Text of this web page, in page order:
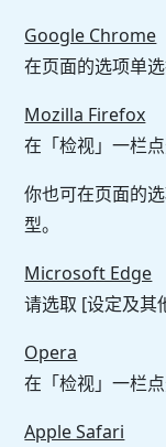
Google Chrome
在页面的选项单
Mozilla Firefox
在「检视」一栏
你也可在页面的
型。
Microsoft Edge
请选取 [设定及其
Opera
在「检视」一栏
Apple Safari